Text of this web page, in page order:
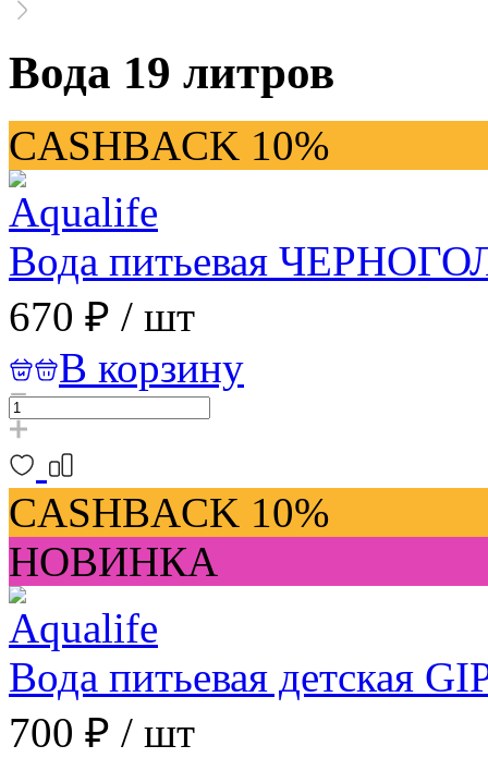
Вода 19 литров
CASHBACK 10%
Вода питьевая
670 ₽ / шт
В корзину
CASHBACK 10%
НОВИНКА
Вода питьевая детская
700 ₽ / шт